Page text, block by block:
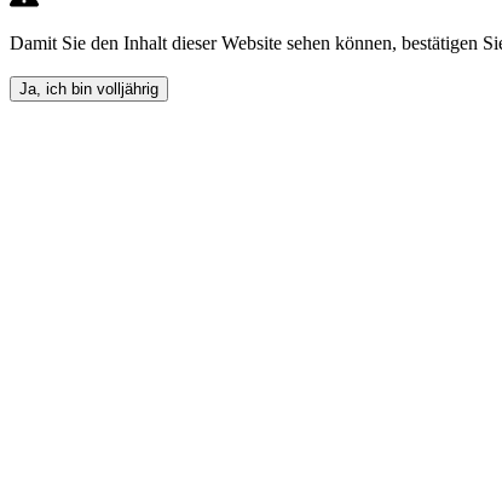
Damit Sie den Inhalt dieser Website sehen können, bestätigen
Ja, ich bin volljährig